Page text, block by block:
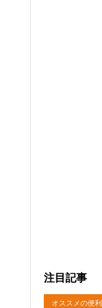
注目記事
オススメの便利